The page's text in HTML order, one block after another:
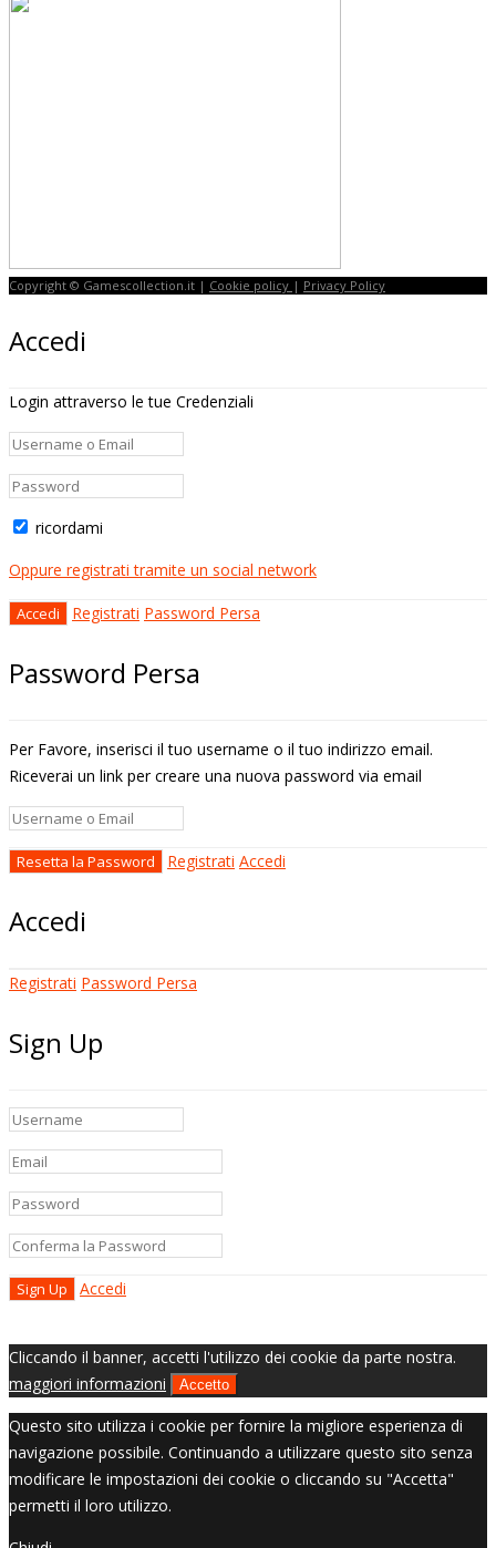
Copyright © Gamescollection.it | Cookie policy | Privacy Policy
Accedi
Login attraverso le tue Credenziali
ricordami
Oppure registrati tramite un social network
Registrati Password Persa
Password Persa
Per Favore, inserisci il tuo username o il tuo indirizzo email.
Riceverai un link per creare una nuova password via email
Registrati Accedi
Accedi
Registrati Password Persa
Sign Up
Accedi
Cliccando il banner, accetti l'utilizzo dei cookie da parte nostra.
maggiori informazioni
Accetto
Questo sito utilizza i cookie per fornire la migliore esperienza di
navigazione possibile. Continuando a utilizzare questo sito senza
modificare le impostazioni dei cookie o cliccando su "Accetta"
permetti il loro utilizzo.